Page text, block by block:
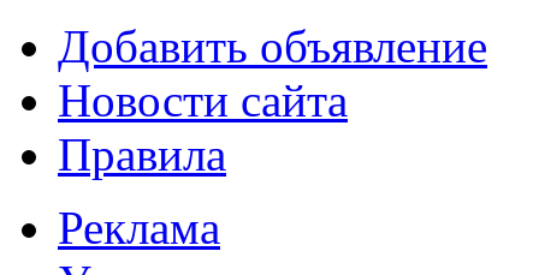
Добавить объявление
Новости сайта
Правила
Реклама